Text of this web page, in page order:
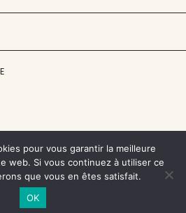
- 2026, ENT'REVUES
pour vous garantir la meilleure
web. Si vous continuez à utiliser ce
que vous en êtes satisfait.
OK